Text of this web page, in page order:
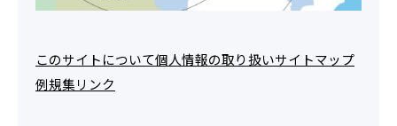
このサイトについて個人情報の取り扱いサイトマップ
例規集リンク